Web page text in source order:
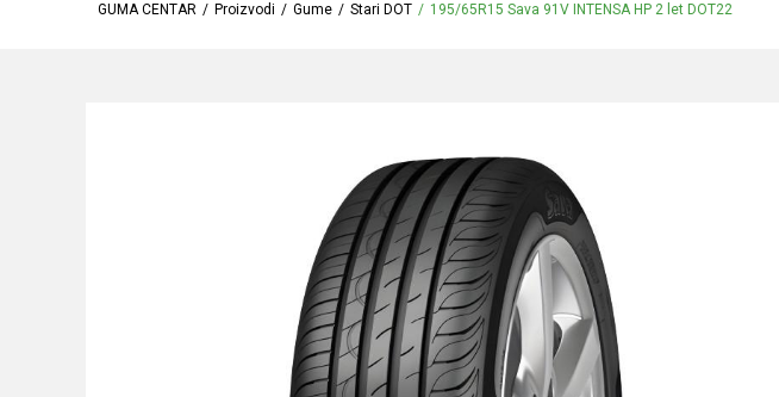
GUMA CENTAR Proizvodi Gume Stari DOT 195/65R15 Sava 91V INTENSA HP 2 let DOT22